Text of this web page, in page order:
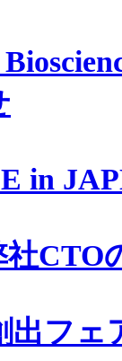
in
社
フェ